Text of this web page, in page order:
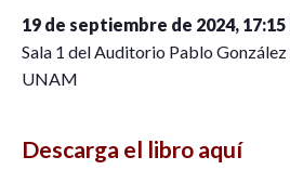
19 de septiembre de 2024, 17:15
Sala 1 del Auditorio Pablo González
UNAM
Descarga el libro aquí